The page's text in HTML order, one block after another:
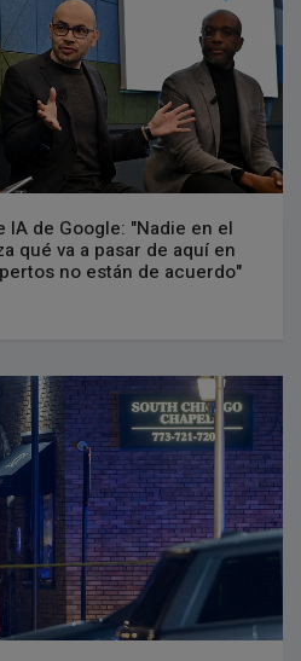
IA de Google: "Nadie en el
qué va a pasar de aquí en
no están de acuerdo"